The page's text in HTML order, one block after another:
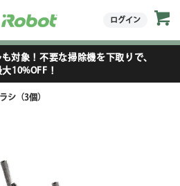
ログイン
対象！不要な掃除機を下取りで、
大10%OFF！
シ（3個）